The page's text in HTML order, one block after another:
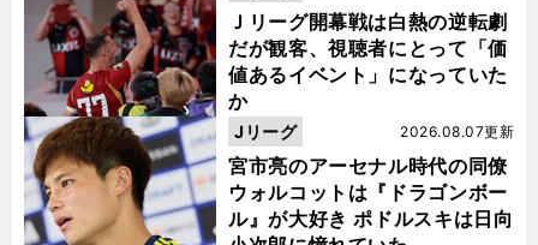
Ｊリーグ開幕戦は白熱の逆転劇
だが観客、視聴者にとって「価
値あるイベント」になっていた
か
宮市亮のアーセナル時代の同僚
ウォルコットは『ドラゴンボー
ル』が大好き ポドルスキは日向
2026.08.07更新
Jリーグ